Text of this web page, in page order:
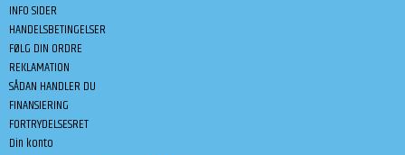
INFO SIDER
HANDELSBETINGELSER
FØLG DIN ORDRE
REKLAMATION
SÅDAN HANDLER DU
FINANSIERING
FORTRYDELSESRET
Din konto